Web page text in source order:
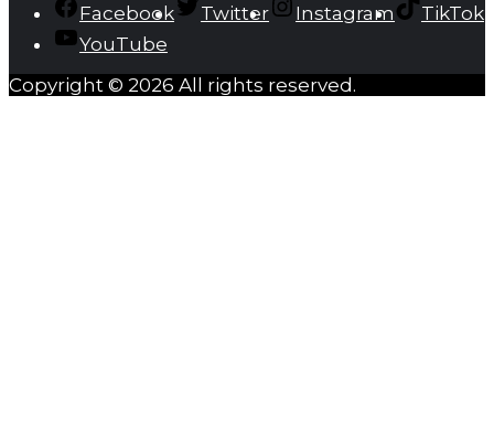
Facebook Twitter Instagram
TikTok
YouTube
Copyright © 2026 All rights reserved.